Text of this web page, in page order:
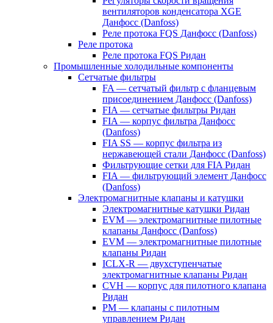
вентиляторов конденсатора XGE
Данфосс (Danfoss)
Реле протока FQS Данфосс (Danfoss)
Реле протока
Реле протока FQS Ридан
Промышленные холодильные компоненты
Сетчатые фильтры
FA — сетчатый фильтр с фланцевым
присоединением Данфосс (Danfoss)
FIA — сетчатые фильтры Ридан
FIA — корпус фильтра Данфосс
(Danfoss)
FIA SS — корпус фильтра из
нержавеющей стали Данфосс (Danfoss)
Фильтрующие сетки для FIA Ридан
FIA — фильтрующий элемент Данфосс
(Danfoss)
Электромагнитные клапаны и катушки
Электромагнитные катушки Ридан
EVM — электромагнитные пилотные
клапаны Данфосс (Danfoss)
EVM — электромагнитные пилотные
клапаны Ридан
ICLX-R — двухступенчатые
электромагнитные клапаны Ридан
CVH — корпус для пилотного клапана
Ридан
PM — клапаны с пилотным
управлением Ридан